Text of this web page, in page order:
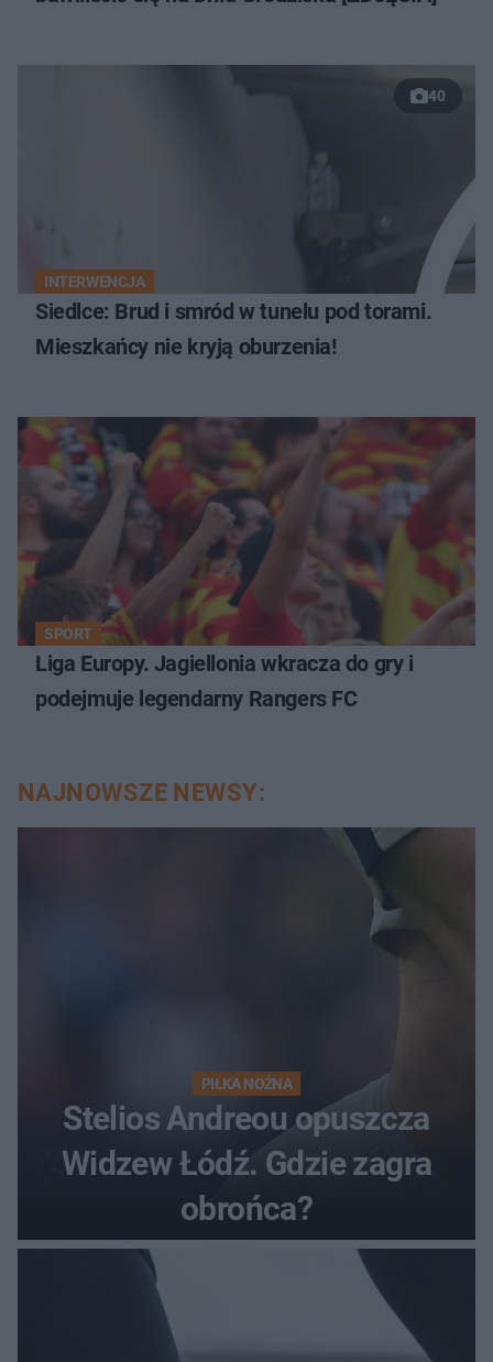
40
INTERWENCJA
Siedlce: Brud i smród w tunelu pod torami.
Mieszkańcy nie kryją oburzenia!
SPORT
Liga Europy. Jagiellonia wkracza do gry i
podejmuje legendarny Rangers FC
NAJNOWSZE NEWSY:
PIŁKA NOŻNA
Stelios Andreou opuszcza
Widzew Łódź. Gdzie zagra
obrońca?